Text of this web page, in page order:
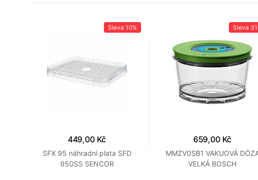
Sleva 10%
449,00 Kč
SFX 95 náhradní plata SFD
950SS SENCOR
Sleva
659,00 Kč
MMZV0SB1 VAKUOVÁ
VELKÁ BOSCH